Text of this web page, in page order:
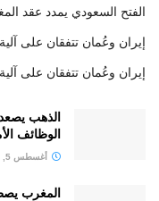
الفتح السعودي يمدد عقد
إيران وعُمان تتفقان على
إيران وعُمان تتفقان على
الذهب
الوظائف
أغسطس 5, 2026
المغرب